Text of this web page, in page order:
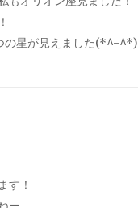
の星が見えました(*^-^*)
す！